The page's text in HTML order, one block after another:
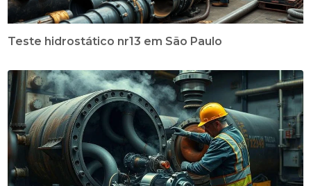
Teste hidrostático nr13 em São Paulo